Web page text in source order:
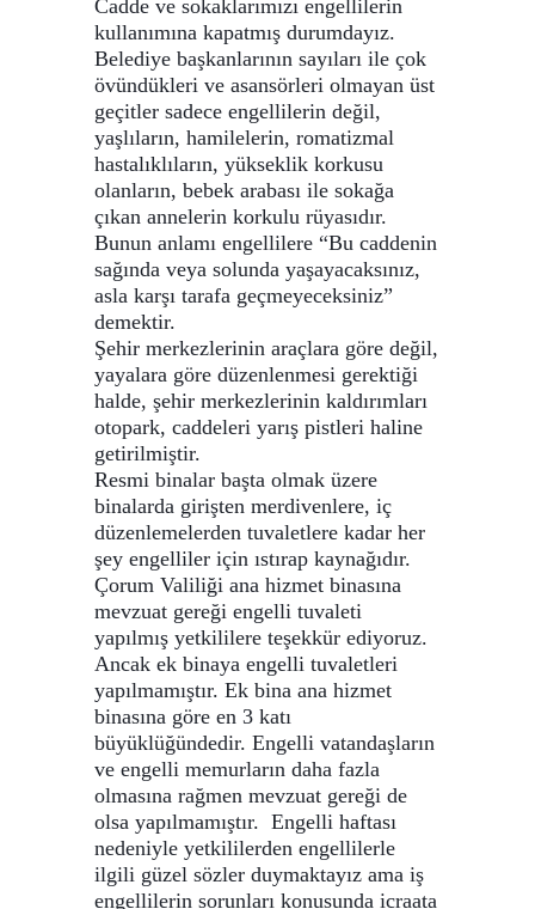
Cadde ve sokaklarımızı engellilerin
kullanımına kapatmış durumdayız.
Belediye başkanlarının sayıları ile çok
övündükleri ve asansörleri olmayan üst
geçitler sadece engellilerin değil,
yaşlıların, hamilelerin, romatizmal
hastalıklıların, yükseklik korkusu
olanların, bebek arabası ile sokağa
çıkan annelerin korkulu rüyasıdır.
Bunun anlamı engellilere “Bu caddenin
sağında veya solunda yaşayacaksınız,
asla karşı tarafa geçmeyeceksiniz”
demektir.
Şehir merkezlerinin araçlara göre değil,
yayalara göre düzenlenmesi gerektiği
halde, şehir merkezlerinin kaldırımları
otopark, caddeleri yarış pistleri haline
getirilmiştir.
Resmi binalar başta olmak üzere
binalarda girişten merdivenlere, iç
düzenlemelerden tuvaletlere kadar her
şey engelliler için ıstırap kaynağıdır.
Çorum Valiliği ana hizmet binasına
mevzuat gereği engelli tuvaleti
yapılmış yetkililere teşekkür ediyoruz.
Ancak ek binaya engelli tuvaletleri
yapılmamıştır. Ek bina ana hizmet
binasına göre en 3 katı
büyüklüğündedir. Engelli vatandaşların
ve engelli memurların daha fazla
olmasına rağmen mevzuat gereği de
olsa yapılmamıştır. Engelli haftası
nedeniyle yetkililerden engellilerle
ilgili güzel sözler duymaktayız ama iş
engellilerin sorunları konusunda icraata